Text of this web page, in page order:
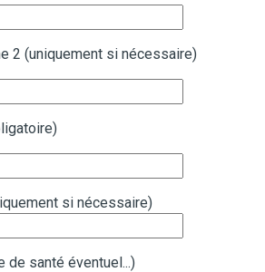
2 (uniquement si nécessaire)
si nécessaire)
de santé éventuel...)